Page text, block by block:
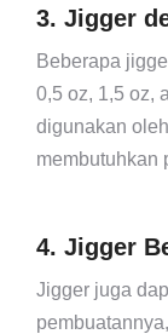
3. Jigger
Beberapa
0,5 oz, 1,5 oz,
digunakan
membutuhkan
4. Jigger
Jigger juga